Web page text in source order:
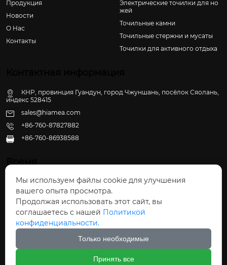
Продукция
Новости
О Hас
Контакты
Электрические точилки для но
жей
Точильные камни
Точильные стержни и мусаты
Точилки для активного отдыха
КНР, провинция Гуандун, город Чжуншань, посёлок Сяолань,
индекс 528415
sales@hiamea.com
+86-760-87827882
 +86-760-86938588
Время
Пн - Пт: 09:30 - 22:00
Сб - Вс: 10:00 - 22:30
Авторское право©ООО Чжуншань Хайвэй
Мы используем файлы cookie для улучшения
вашего опыта просмотра.
Продолжая использовать этот сайт, вы
соглашаетесь с нашей Политикой
конфиденциальности.
Только необходимые
Принять все